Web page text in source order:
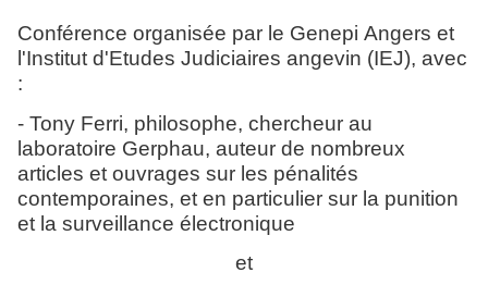
Conférence organisée par le Genepi Angers et
l'Institut d'Etudes Judiciaires angevin (IEJ), avec
:
- Tony Ferri, philosophe, chercheur au
laboratoire Gerphau, auteur de nombreux
articles et ouvrages sur les pénalités
contemporaines, et en particulier sur la punition
et la surveillance électronique
et